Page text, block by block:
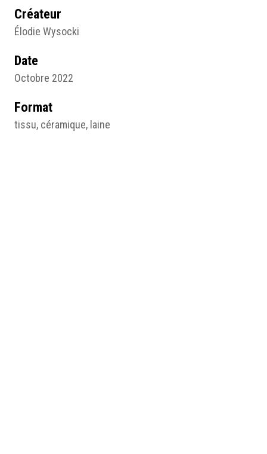
Créateur
Élodie Wysocki
Date
Octobre 2022
Format
tissu, céramique, laine